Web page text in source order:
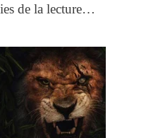
de la lecture…